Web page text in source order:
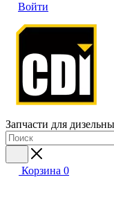
Войти
Запчасти для
Корзина 0